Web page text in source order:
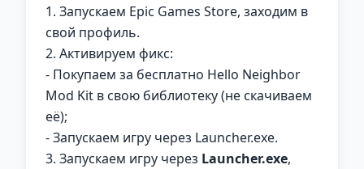
1. Запускаем Epic Games Store, заходим в
свой профиль.
2. Активируем фикс:
- Покупаем за бесплатно Hello Neighbor
Mod Kit в свою библиотеку (не скачиваем
её);
- Запускаем игру через Launcher.exe.
3. Запускаем игру через Launcher.exe,